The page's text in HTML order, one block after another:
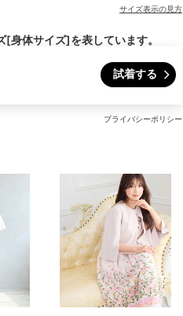
サイズ表示の見方
体サイズ]を表しています。
試着する
プライバシーポリシー